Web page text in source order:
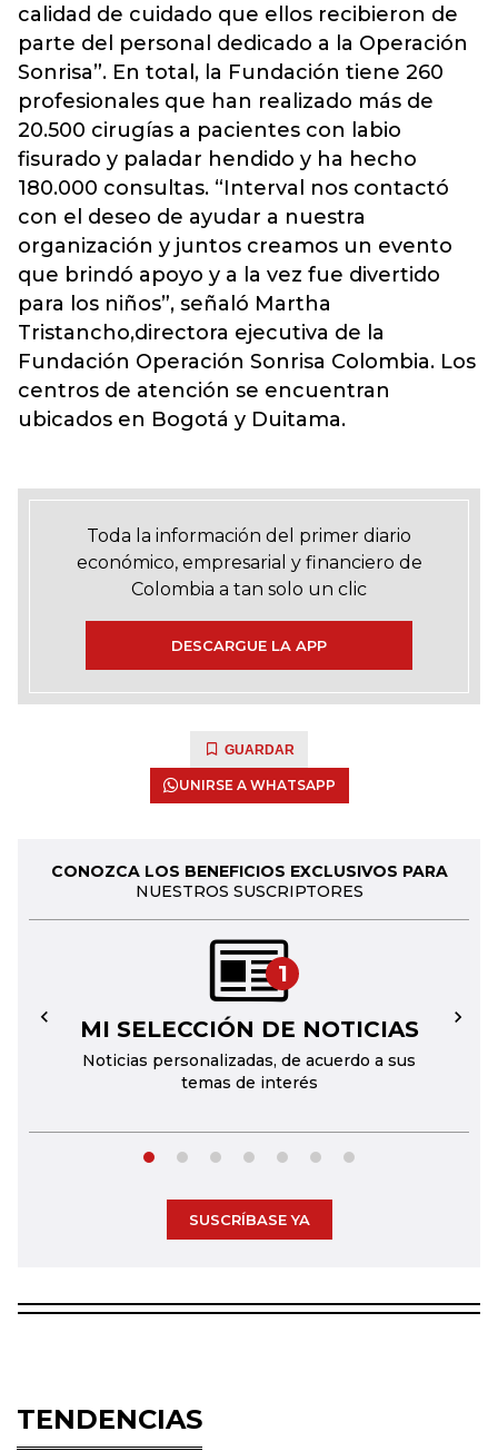
calidad de cuidado que ellos recibieron de
parte del personal dedicado a la Operación
Sonrisa”. En total, la Fundación tiene 260
profesionales que han realizado más de
20.500 cirugías a pacientes con labio
fisurado y paladar hendido y ha hecho
180.000 consultas. “Interval nos contactó
con el deseo de ayudar a nuestra
organización y juntos creamos un evento
que brindó apoyo y a la vez fue divertido
para los niños”, señaló Martha
Tristancho,directora ejecutiva de la
Fundación Operación Sonrisa Colombia. Los
centros de atención se encuentran
ubicados en Bogotá y Duitama.
Toda la información del primer diario
económico, empresarial y financiero de
Colombia a tan solo un clic
DESCARGUE LA APP
GUARDAR
UNIRSE A WHATSAPP
CONOZCA LOS BENEFICIOS EXCLUSIVOS PARA
NUESTROS SUSCRIPTORES
1
MI SELECCIÓN DE NOTICIAS
Noticias personalizadas, de acuerdo a sus
temas de interés
← →
SUSCRÍBASE YA
TENDENCIAS